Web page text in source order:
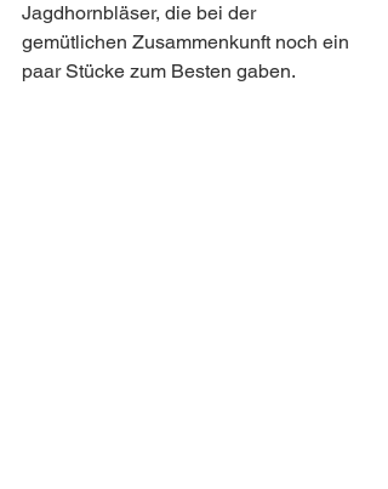
Jagdhornbläser, die bei der
gemütlichen Zusammenkunft noch ein
paar Stücke zum Besten gaben.